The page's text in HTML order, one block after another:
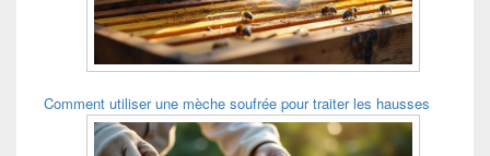
Comment utiliser une mèche soufrée pour traiter les hausses